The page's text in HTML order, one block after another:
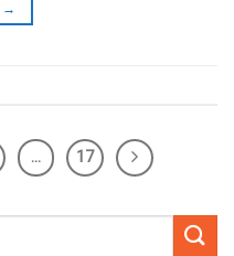
→
… 17